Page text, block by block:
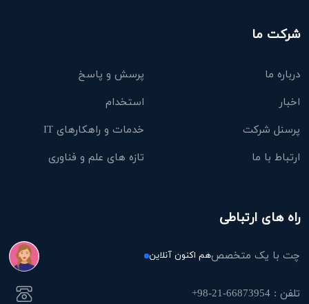
شرکت ما
درباره ما
پرسش و پاسخ
اخبار
استخدام
پرسنل شرکت
خدمات و راهکارهای IT
ارتباط با ما
تازه های علم و فناوری
راه های ارتباطی
چت با یک متخصصهم اکنون آنلاین
تلفن : 66873954-21-98+